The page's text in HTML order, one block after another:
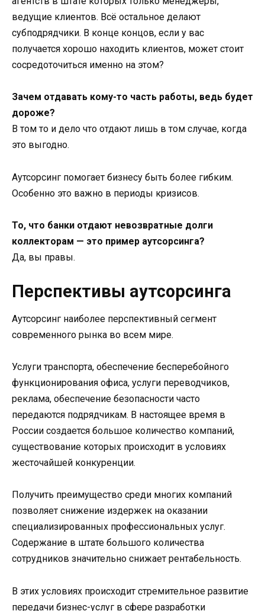
ведущие клиентов. Всё остальное делают
субподрядчики. В конце концов, если у вас
получается хорошо находить клиентов, может стоит
сосредоточиться именно на этом?
Зачем отдавать кому-то часть работы, ведь будет
дороже?
В том то и дело что отдают лишь в том случае, когда
это выгодно.
Аутсорсинг помогает бизнесу быть более гибким.
Особенно это важно в периоды кризисов.
То, что банки отдают невозвратные долги
коллекторам — это пример аутсорсинга?
Да, вы правы.
Перспективы аутсорсинга
Аутсорсинг наиболее перспективный сегмент
современного рынка во всем мире.
Услуги транспорта, обеспечение бесперебойного
функционирования офиса, услуги переводчиков,
реклама, обеспечение безопасности часто
передаются подрядчикам. В настоящее время в
России создается большое количество компаний,
существование которых происходит в условиях
жесточайшей конкуренции.
Получить преимущество среди многих компаний
позволяет снижение издержек на оказании
специализированных профессиональных услуг.
Содержание в штате большого количества
сотрудников значительно снижает рентабельность.
В этих условиях происходит стремительное развитие
передачи бизнес-услуг в сфере разработки